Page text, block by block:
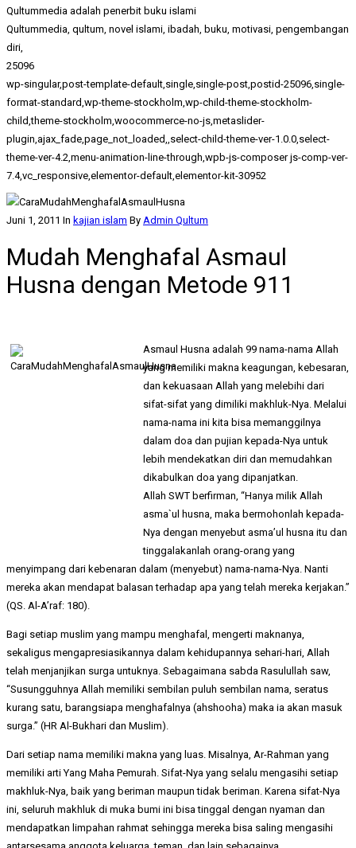
Qultummedia adalah penerbit buku islami
Qultummedia, qultum, novel islami, ibadah, buku, motivasi, pengembangan
diri,
25096
wp-singular,post-template-default,single,single-post,postid-25096,single-
format-standard,wp-theme-stockholm,wp-child-theme-stockholm-
child,theme-stockholm,woocommerce-no-js,metaslider-
plugin,ajax_fade,page_not_loaded,,select-child-theme-ver-1.0.0,select-
theme-ver-4.2,menu-animation-line-through,wpb-js-composer js-comp-ver-
7.4,vc_responsive,elementor-default,elementor-kit-30952
Juni 1, 2011 In kajian islam By Admin Qultum
Mudah Menghafal Asmaul
Husna dengan Metode 911
Asmaul Husna adalah 99 nama-nama Allah
yang memiliki makna keagungan, kebesaran,
dan kekuasaan Allah yang melebihi dari
sifat-sifat yang dimiliki makhluk-Nya. Melalui
nama-nama ini kita bisa memanggilnya
dalam doa dan pujian kepada-Nya untuk
lebih mendekatkan diri dan memudahkan
dikabulkan doa yang dipanjatkan.
Allah SWT berfirman, “Hanya milik Allah
asma`ul husna, maka bermohonlah kepada-
Nya dengan menyebut asma’ul husna itu dan
tinggalakanlah orang-orang yang
menyimpang dari kebenaran dalam (menyebut) nama-nama-Nya. Nanti
mereka akan mendapat balasan terhadap apa yang telah mereka kerjakan.”
(QS. Al-A’raf: 180).
Bagi setiap muslim yang mampu menghafal, mengerti maknanya,
sekaligus mengapresiasikannya dalam kehidupannya sehari-hari, Allah
telah menjanjikan surga untuknya. Sebagaimana sabda Rasulullah saw,
“Susungguhnya Allah memiliki sembilan puluh sembilan nama, seratus
kurang satu, barangsiapa menghafalnya (ahshooha) maka ia akan masuk
surga.” (HR Al-Bukhari dan Muslim).
Dari setiap nama memiliki makna yang luas. Misalnya, Ar-Rahman yang
memiliki arti Yang Maha Pemurah. Sifat-Nya yang selalu mengasihi setiap
makhluk-Nya, baik yang beriman maupun tidak beriman. Karena sifat-Nya
ini, seluruh makhluk di muka bumi ini bisa tinggal dengan nyaman dan
mendapatkan limpahan rahmat sehingga mereka bisa saling mengasihi